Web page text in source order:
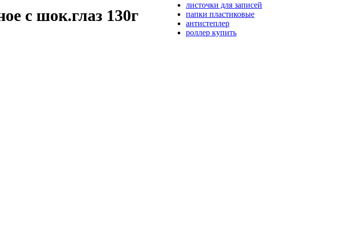
с шок.глаз 130г
листочки для записей
папки пластиковые
антистеплер
роллер купить